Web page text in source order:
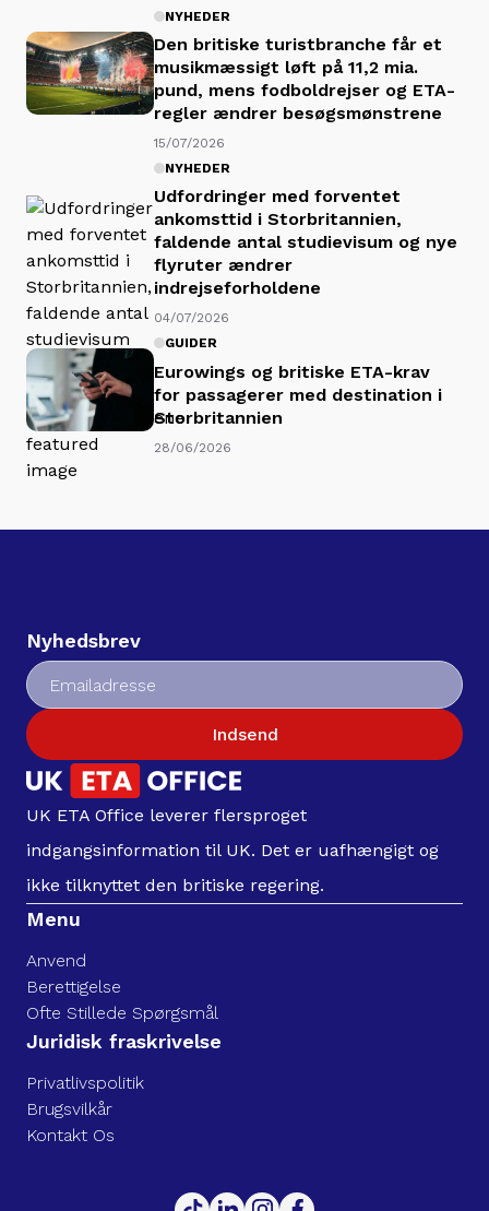
NYHEDER
Den britiske turistbranche får et
musikmæssigt løft på 11,2 mia.
pund, mens fodboldrejser og ETA-
regler ændrer besøgsmønstrene
15/07/2026
NYHEDER
Udfordringer med forventet
ankomsttid i Storbritannien,
faldende antal studievisum og nye
flyruter ændrer
indrejseforholdene
04/07/2026
GUIDER
Eurowings og britiske ETA-krav
for passagerer med destination i
Storbritannien
28/06/2026
Nyhedsbrev
Indsend
UK ETA Office leverer flersproget
indgangsinformation til UK. Det er uafhængigt og
ikke tilknyttet den britiske regering.
Menu
Anvend
Berettigelse
Ofte Stillede Spørgsmål
Juridisk fraskrivelse
Privatlivspolitik
Brugsvilkår
Kontakt Os